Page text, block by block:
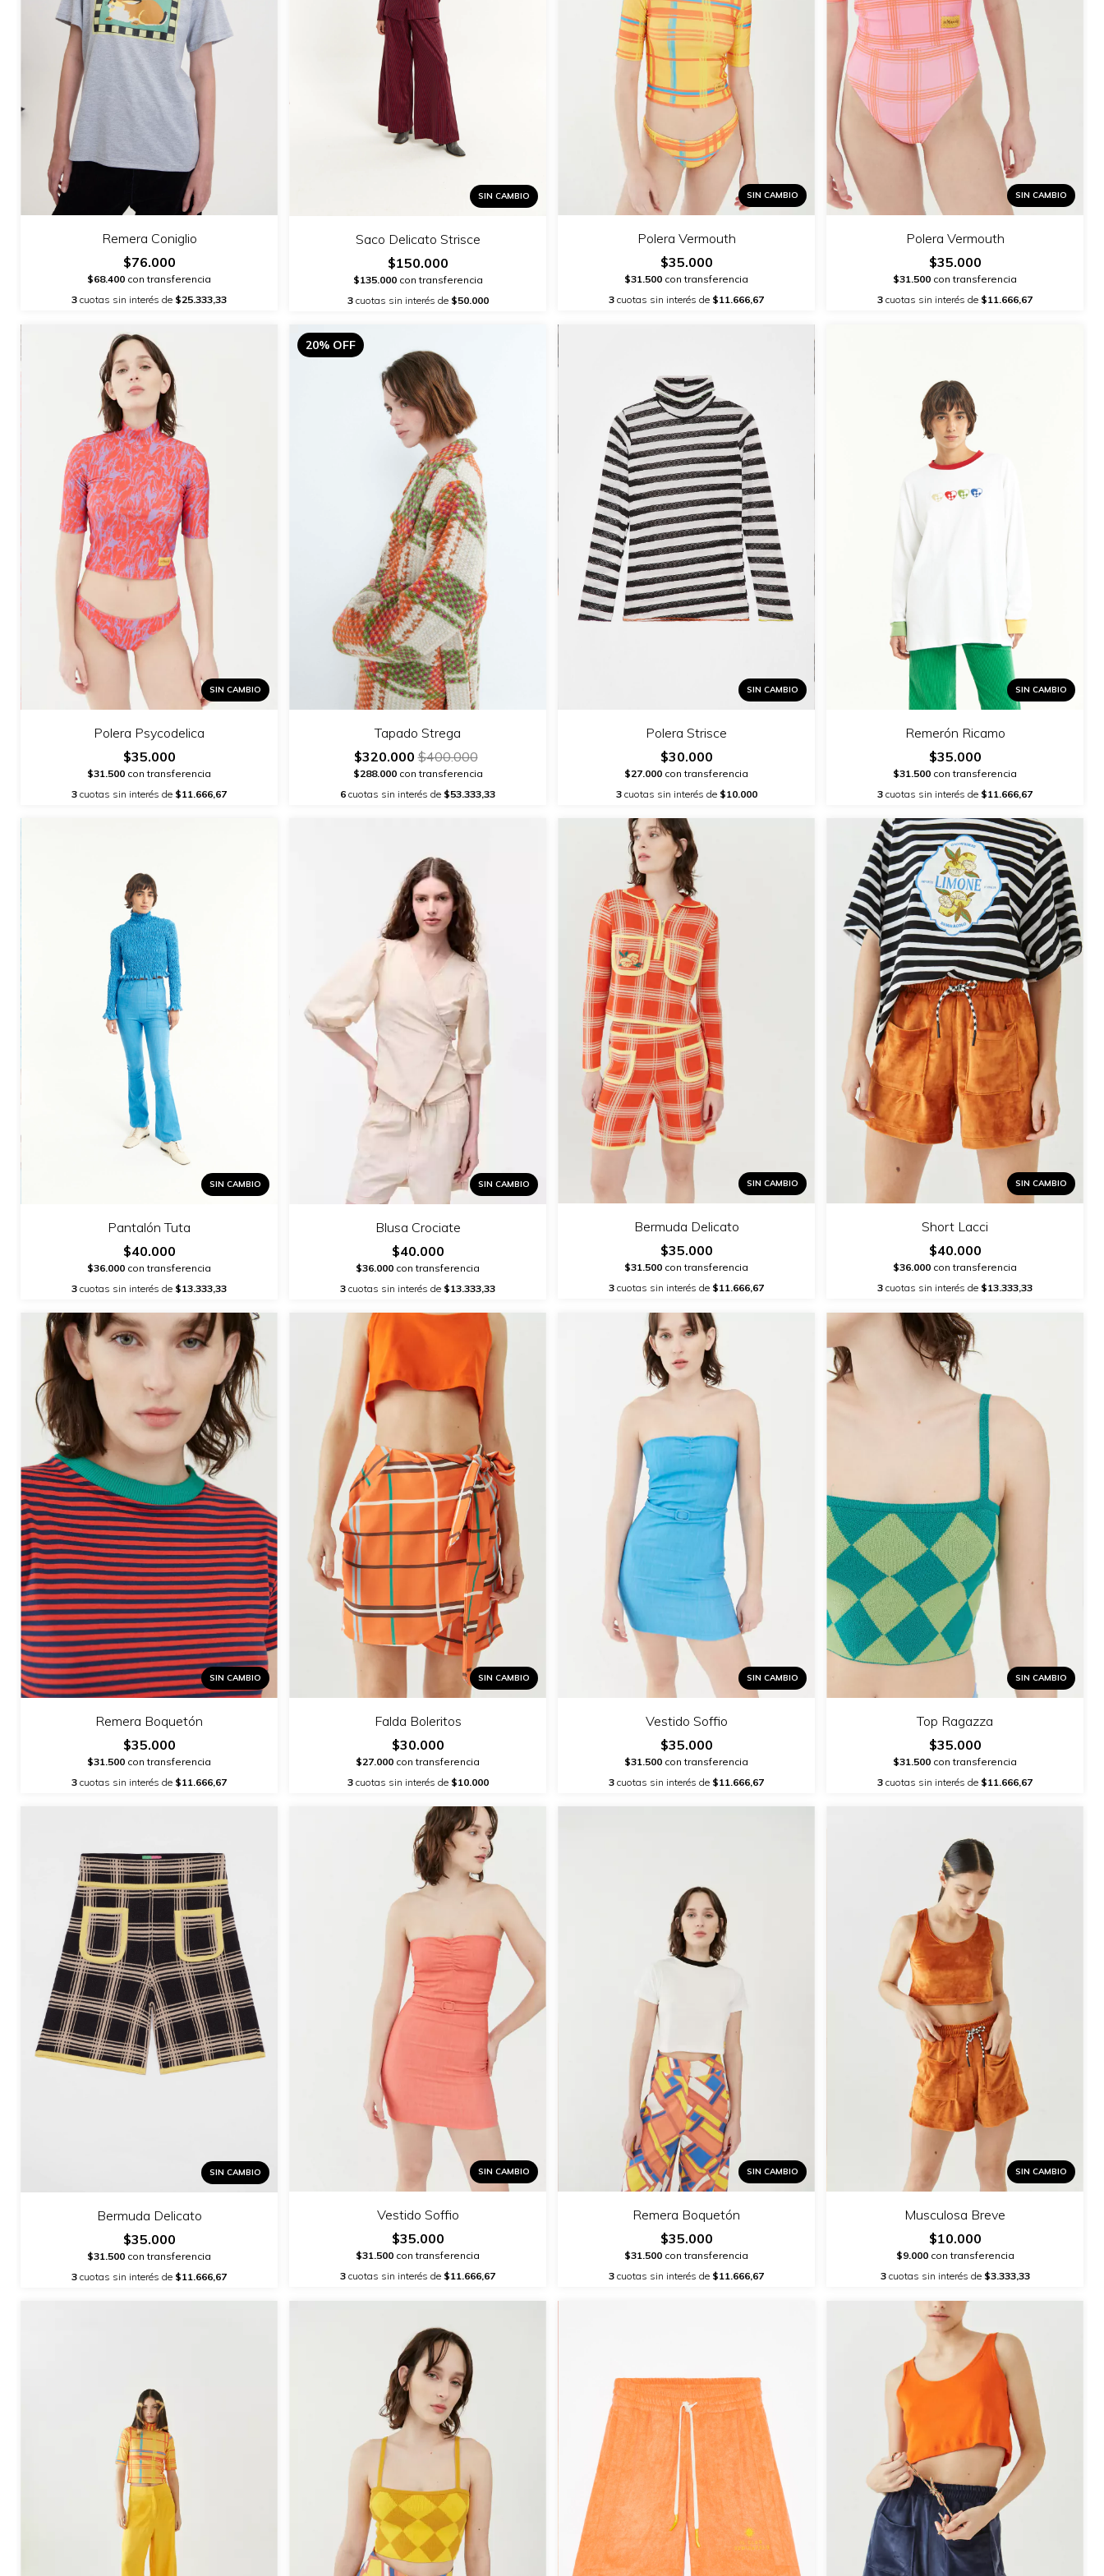
Remera Coniglio
$76.000
$68.400 con transferencia
3 cuotas sin interés de $25.333,33
SIN CAMBIO
Saco Delicato Strisce
$150.000
$135.000con transferencia
3cuotas sin interés de $50.000
SIN CAMBIO
Polera Vermouth
$35.000
$31.500 con transferencia
3 cuotas sin interés de $11.666,67
SIN CAMBIO
Polera Vermouth
$35.000
$31.500 con transferencia
3 cuotas sin interés de $11.666,67
SIN CAMBIO
Polera Psycodelica
$35.000
$31.500 con transferencia
3 cuotas sin interés de $11.666,67
20% OFF
Tapado Strega
$320.000$400.000
$288.000con transferencia
6 cuotas sin interés de $53.333,33
SIN CAMBIO
Polera Strisce
$30.000
$27.000 con transferencia
3cuotas sin interés de $10.000
SIN CAMBIO
Remerón Ricamo
$35.000
$31.500 con transferencia
3 cuotas sin interés de $11.666,67
SIN CAMBIO
Pantalón Tuta
$40.000
$36.000 con transferencia
3 cuotas sin interés de $13.333,33
SIN CAMBIO
Blusa Crociate
$40.000
$36.000 con transferencia
3 cuotas sin interés de $13.333,33
SIN CAMBIO
Bermuda Delicato
$35.000
$31.500 con transferencia
3 cuotas sin interés de $11.666,67
SIN CAMBIO
Short Lacci
$40.000
$36.000 con transferencia
3 cuotas sin interés de $13.333,33
SIN CAMBIO
Remera Boquetón
$35.000
$31.500 con transferencia
3 cuotas sin interés de $11.666,67
SIN CAMBIO
Falda Boleritos
$30.000
$27.000 con transferencia
3cuotas sin interés de $10.000
SIN CAMBIO
Vestido Soffio
$35.000
$31.500 con transferencia
3 cuotas sin interés de $11.666,67
SIN CAMBIO
Top Ragazza
$35.000
$31.500 con transferencia
3 cuotas sin interés de $11.666,67
SIN CAMBIO
Bermuda Delicato
$35.000
$31.500 con transferencia
3 cuotas sin interés de $11.666,67
SIN CAMBIO
Vestido Soffio
$35.000
$31.500 con transferencia
3 cuotas sin interés de $11.666,67
SIN CAMBIO
Remera Boquetón
$35.000
$31.500 con transferencia
3 cuotas sin interés de $11.666,67
SIN CAMBIO
Musculosa Breve
$10.000
$9.000con transferencia
3cuotas sin interés de $3.333,33